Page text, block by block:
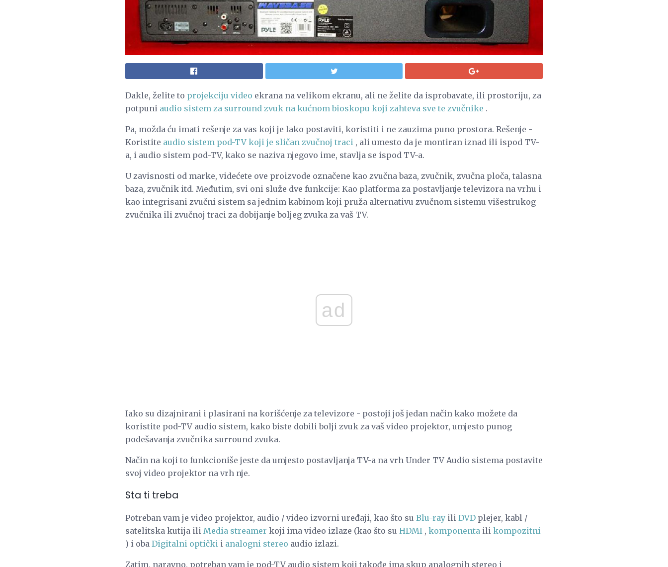
Dakle, želite to projekciju video ekrana na velikom ekranu, ali ne želite da isprobavate, ili prostoriju, za
potpuni audio sistem za surround zvuk na kućnom bioskopu koji zahteva sve te zvučnike .
Pa, možda ću imati rešenje za vas koji je lako postaviti, koristiti i ne zauzima puno prostora. Rešenje -
Koristite audio sistem pod-TV koji je sličan zvučnoj traci , ali umesto da je montiran iznad ili ispod TV-
a, i audio sistem pod-TV, kako se naziva njegovo ime, stavlja se ispod TV-a.
U zavisnosti od marke, videćete ove proizvode označene kao zvučna baza, zvučnik, zvučna ploča, talasna
baza, zvučnik itd. Međutim, svi oni služe dve funkcije: Kao platforma za postavljanje televizora na vrhu i
kao integrisani zvučni sistem sa jednim kabinom koji pruža alternativu zvučnom sistemu višestrukog
zvučnika ili zvučnoj traci za dobijanje boljeg zvuka za vaš TV.
ad
Iako su dizajnirani i plasirani na korišćenje za televizore - postoji još jedan način kako možete da
koristite pod-TV audio sistem, kako biste dobili bolji zvuk za vaš video projektor, umjesto punog
podešavanja zvučnika surround zvuka.
Način na koji to funkcioniše jeste da umjesto postavljanja TV-a na vrh Under TV Audio sistema postavite
svoj video projektor na vrh nje.
Sta ti treba
Potreban vam je video projektor, audio / video izvorni uređaji, kao što su Blu-ray ili DVD plejer, kabl /
satelitska kutija ili Media streamer koji ima video izlaze (kao što su HDMI , komponenta ili kompozitni
) i oba Digitalni optički i analogni stereo audio izlazi.
Zatim, naravno, potreban vam je pod-TV audio sistem koji takođe ima skup analognih stereo i